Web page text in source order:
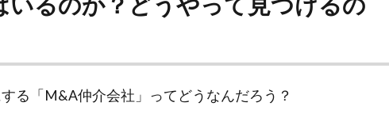
る「M&A仲介会社」ってどうなんだろう？